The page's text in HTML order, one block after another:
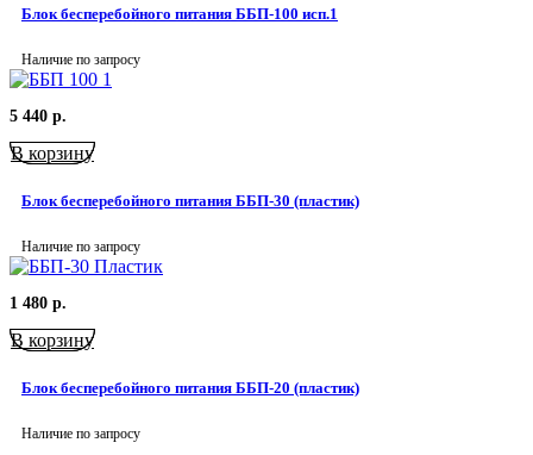
Блок бесперебойного питания ББП-100 исп.1
Наличие по запросу
5 440 р.
В корзину
Блок бесперебойного питания ББП-30 (пластик)
Наличие по запросу
1 480 р.
В корзину
Блок бесперебойного питания ББП-20 (пластик)
Наличие по запросу